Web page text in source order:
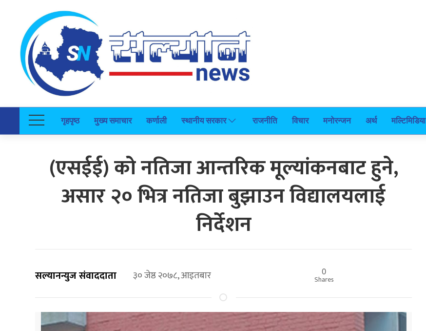
गृहपृष्ठ मुख्य समाचार कर्णाली स्थानीय सरकार राजनीति विचार मनोरन्जन अर्थ मल्टिमिडिया
(एसईई) को नतिजा आन्तरिक मूल्यांकनबाट हुने,
असार २० भित्र नतिजा बुझाउन विद्यालयलाई
निर्देशन
सल्यानन्युज संवाददाता ३० जेष्ठ २०७८, आइतबार 0
Shares